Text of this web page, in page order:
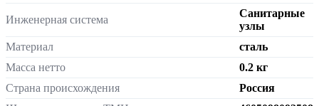
Инженерная система
Санитарные
узлы
Материал
сталь
Масса нетто
0.2 кг
Страна происхождения
Россия